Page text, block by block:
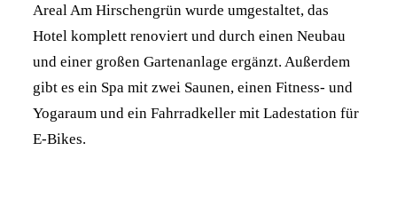
Areal Am Hirschengrün wurde umgestaltet, das
Hotel komplett renoviert und durch einen Neubau
und einer großen Gartenanlage ergänzt. Außerdem
gibt es ein Spa mit zwei Saunen, einen Fitness- und
Yogaraum und ein Fahrradkeller mit Ladestation für
E-Bikes.